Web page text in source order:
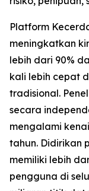
Platform
meningkatkan
lebih dari 90%
kali lebih cepat
tradisional.
secara
mengalami
tahun. Didirikan
memiliki lebih
pengguna di